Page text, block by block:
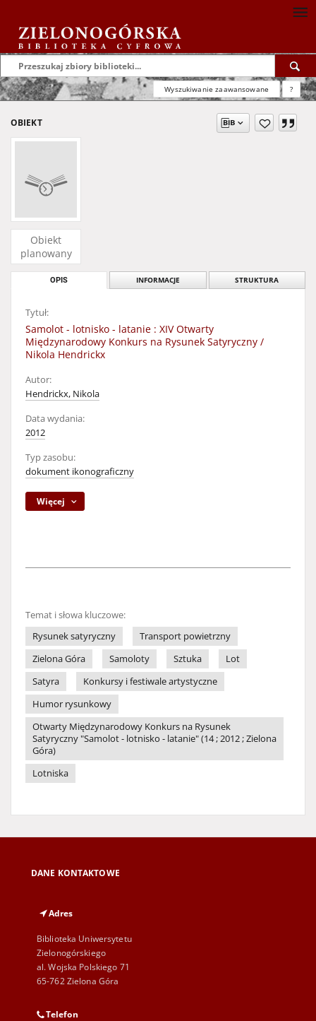
Wyszukiwanie zaawansowane ?
OBIEKT
Obiekt
planowany
OPIS INFORMACJE STRUKTURA
Tytuł:
Samolot - lotnisko - latanie : XIV Otwarty
Międzynarodowy Konkurs na Rysunek Satyryczny /
Nikola Hendrickx
Autor:
Hendrickx, Nikola
Data wydania:
2012
Typ zasobu:
dokument ikonograficzny
Więcej
Temat i słowa kluczowe:
Rysunek satyryczny
Transport powietrzny
Zielona Góra
Samoloty Sztuka
Lot
Satyra
Konkursy i festiwale artystyczne
Humor rysunkowy
Otwarty Międzynarodowy Konkurs na Rysunek
Satyryczny "Samolot - lotnisko - latanie" (14 ; 2012 ; Zielona
Góra)
Lotniska
DANE KONTAKTOWE
Adres
Biblioteka Uniwersytetu
Zielonogórskiego
al. Wojska Polskiego 71
65-762 Zielona Góra
Telefon